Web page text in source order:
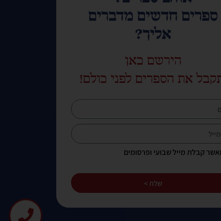
ספרים חדשים מדברים
אליך?
הירשם כאן
את הספרים לפני כולם!
קבלת מייל שבועי ופרסומים
שלח >